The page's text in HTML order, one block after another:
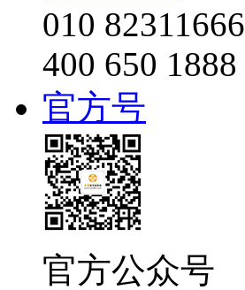
010 82311666
400 650 1888
官方号
官方公众号